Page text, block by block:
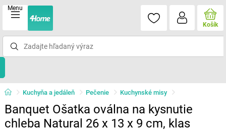
Menu
Košík
Kuchyňa a jedáleň Pečenie Kuchynské misy
Banquet Ošatka oválna na kysnutie
chleba Natural 26 x 13 x 9 cm, klas